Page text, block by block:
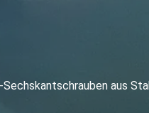
Sechskantschrauben aus